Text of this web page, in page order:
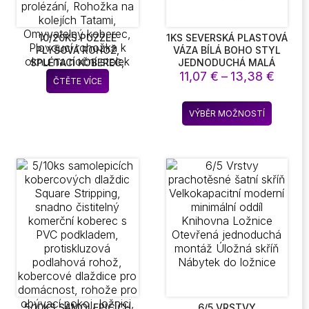
10/20KS PUZZLE
PLYŠOVÁ ROHOŽ,
SPLÉTACÍ KOBEREC,
SNADNÉ ČIŠTĚNÍ,
DOMÁCÍ MAZLÍČCI,
NA KOLEJÍCH TATAMI,
OMYVATELNÝ KOBEREC,
PLOVOUCÍ ROHOŽKA K
OKNU NA NOČNÍ STOLEK
ČTĚTE VÍCE
1KS SEVERSKÁ PLASTOVÁ
VÁZA BÍLÁ BOHO STYL
JEDNODUCHÁ MALÁ
ČERSTVÁ KVĚTINÁČOVÁ
OBÝVACÍ POKOJ
MODERNÍ DOMÁCÍ
DEKORACE OZDOBY
11,07 € – 13,38 €
VÝBĚR MOŽNOSTÍ
Tento
produkt
lze
na
stránce